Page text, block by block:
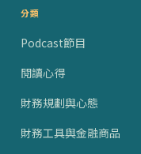
分類
Podcast節目
閱讀心得
財務規劃與心態
財務工具與金融商品